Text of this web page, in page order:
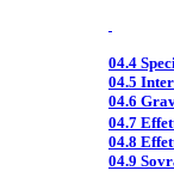
04.4
04.5
04.6
04.7
04.8
04.9